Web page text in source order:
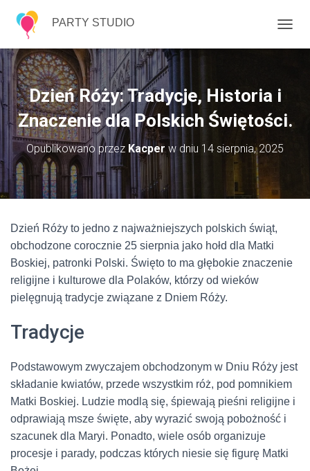
PARTY STUDIO
R
C
Z
Dzień Róży: Tradycje, Historia i
Znaczenie dla Polskich Świętości.
Opublikowano przez Kacperw dniu 14 sierpnia, 2025
Dzień Róży to jedno z najważniejszych polskich świąt,
obchodzone corocznie 25 sierpnia jako hołd dla Matki
Boskiej, patronki Polski. Święto to ma głębokie znaczenie
religijne i kulturowe dla Polaków, którzy od wieków
pielęgnują tradycje związane z Dniem Róży.
Tradycje
Podstawowym zwyczajem obchodzonym w Dniu Róży jest
składanie kwiatów, przede wszystkim róż, pod pomnikiem
Matki Boskiej. Ludzie modlą się, śpiewają pieśni religijne i
odprawiają msze święte, aby wyrazić swoją pobożność i
szacunek dla Maryi. Ponadto, wiele osób organizuje
procesje i parady, podczas których niesie się figurę Matki